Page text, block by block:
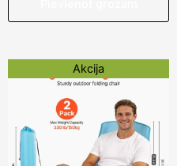
Akcija
Original
price
122,09 €.
price
97,89 €.